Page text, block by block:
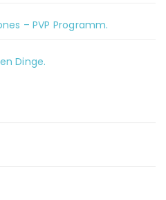
– PVP Programm.
Dinge.